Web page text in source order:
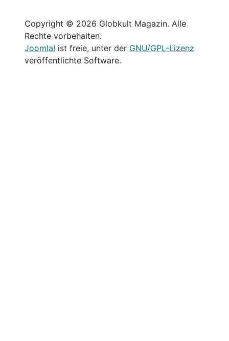
Copyright © 2026 Globkult Magazin. Alle
Rechte vorbehalten.
Joomla! ist freie, unter der GNU/GPL-Lizenz
veröffentlichte Software.